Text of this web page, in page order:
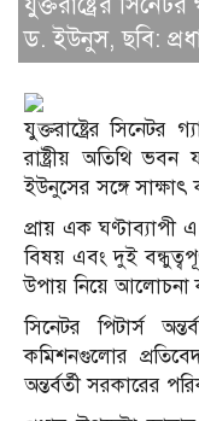
ড. ইউনুস, ছবি:
যুক্তরাষ্ট্রের সিনেটর
রাষ্ট্রীয় অতিথি ভবন
ইউনুসের সঙ্গে সাক্ষাৎ
প্রায় এক ঘণ্টাব্যাপী
বিষয় এবং দুই
উপায় নিয়ে আলোচনা
সিনেটর পিটার্স
কমিশনগুলোর
অন্তর্বর্তী সরকারের